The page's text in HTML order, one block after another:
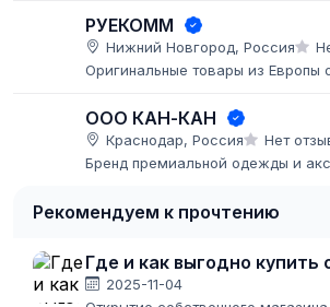
РУЕКОММ
Нижний Новгород, Россия
Оригинальные товары из Европы
ООО КАН-КАН
Краснодар, Россия
Нет
Бренд премиальной одежды и
Рекомендуем к прочтению
Где и как выгодно
2025-11-04